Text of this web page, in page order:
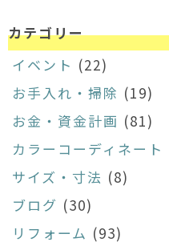
カテゴリー
イベント (22)
お手入れ・掃除 (19)
お金・資金計画 (81)
カラーコーディネート
サイズ・寸法 (8)
ブログ (30)
リフォーム (93)